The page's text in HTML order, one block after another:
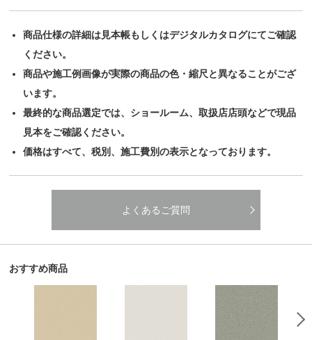
商品仕様の詳細は見本帳もしくはデジタルカタログにてご確認
ください。
商品や施工例画像が実際の商品の色・縮尺と異なることがござ
います。
最終的な商品選定では、ショールーム、取扱店店頭などで現品
見本をご確認ください。
価格はすべて、税別、施工費別の表示となっております。
よくあるご質問
おすすめ商品